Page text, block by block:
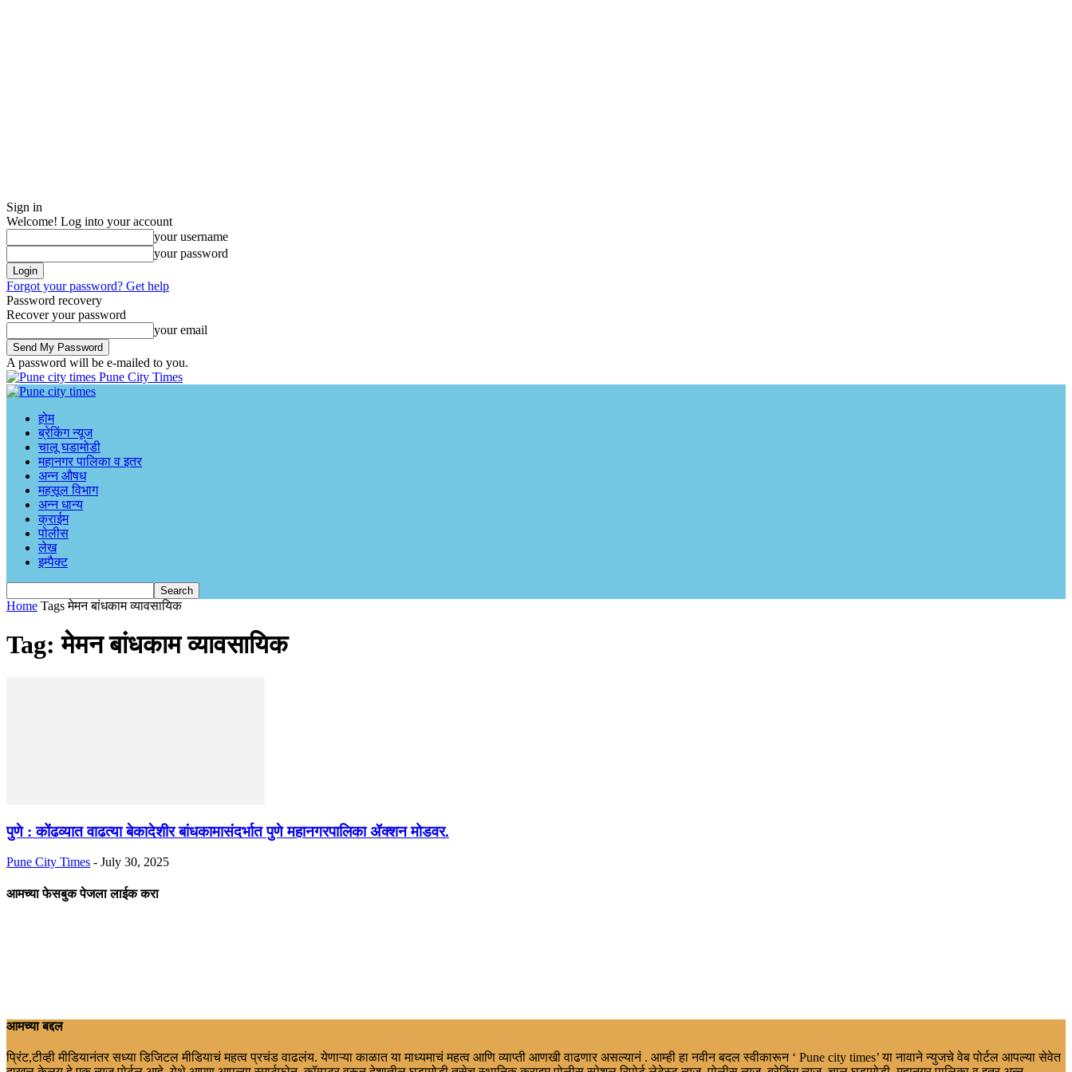
Sign in
Welcome! Log into your account
your username
your password
Forgot your password? Get help
Password recovery
Recover your password
your email
A password will be e-mailed to you.
Pune City Times
होम
ब्रेकिंग न्यूज
चालू घडामोडी
महानगर पालिका व इतर
अन्न औषध
महसूल विभाग
अन्न धान्य
क्राईम
पोलीस
लेख
इम्पैक्ट
Home Tags मेमन बांधकाम व्यावसायिक
Tag: मेमन बांधकाम व्यावसायिक
पुणे : कोंढव्यात वाढत्या बेकादेशीर बांधकामासंदर्भात पुणे महानगरपालिका ॲक्शन मोडवर.
Pune City Times - July 30, 2025
आमच्या फेसबुक पेजला लाईक करा
आमच्या बद्दल
प्रिंट,टीव्ही मीडियानंतर सध्या डिजिटल मीडियाचं महत्व प्रचंड वाढलंय. येणाऱ्या काळात या माध्यमाचं महत्व आणि व्याप्ती आणखी वाढणार असल्यानं . आम्ही हा नवीन बदल स्वीकारून ‘ Pune city times’ या नावाने न्युजचे वेब पोर्टल आपल्या सेवेत